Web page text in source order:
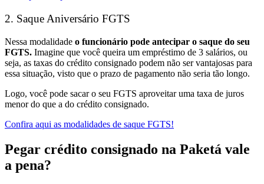
2. Saque Aniversário FGTS
Nessa modalidade o funcionário pode antecipar o saque do seu
FGTS. Imagine que você queira um empréstimo de 3 salários, ou
seja, as taxas do crédito consignado podem não ser vantajosas para
essa situação, visto que o prazo de pagamento não seria tão longo.
Logo, você pode sacar o seu FGTS aproveitar uma taxa de juros
menor do que a do crédito consignado.
Confira aqui as modalidades de saque FGTS!
Pegar crédito consignado na Paketá vale
a pena?